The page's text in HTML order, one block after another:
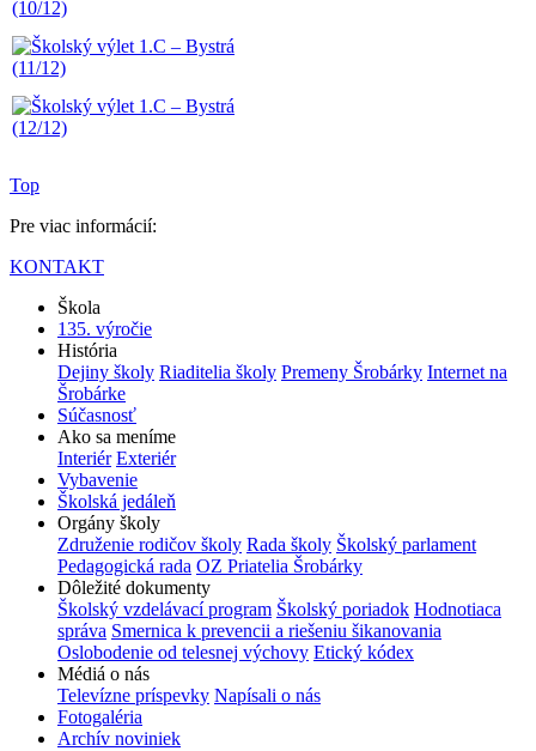
Top
Pre viac informácií:
KONTAKT
Škola
135. výročie
História
Dejiny školy Riaditelia školy Premeny Šrobárky Internet na
Šrobárke
Súčasnosť
Ako sa meníme
Interiér Exteriér
Vybavenie
Školská jedáleň
Orgány školy
Združenie rodičov školy Rada školy Školský parlament
Pedagogická rada OZ Priatelia Šrobárky
Dôležité dokumenty
Školský vzdelávací program Školský poriadok Hodnotiaca
správa Smernica k prevencii a riešeniu šikanovania
Oslobodenie od telesnej výchovy Etický kódex
Médiá o nás
Televízne príspevky Napísali o nás
Fotogaléria
Archív noviniek